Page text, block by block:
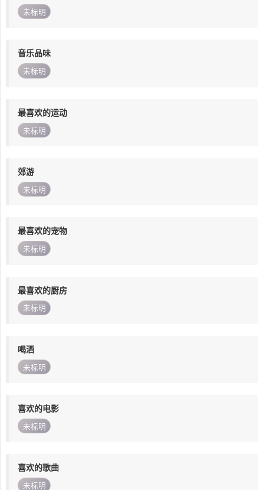
未标明
音乐品味
未标明
最喜欢的运动
未标明
郊游
未标明
最喜欢的宠物
未标明
最喜欢的厨房
未标明
喝酒
未标明
喜欢的电影
未标明
喜欢的歌曲
未标明